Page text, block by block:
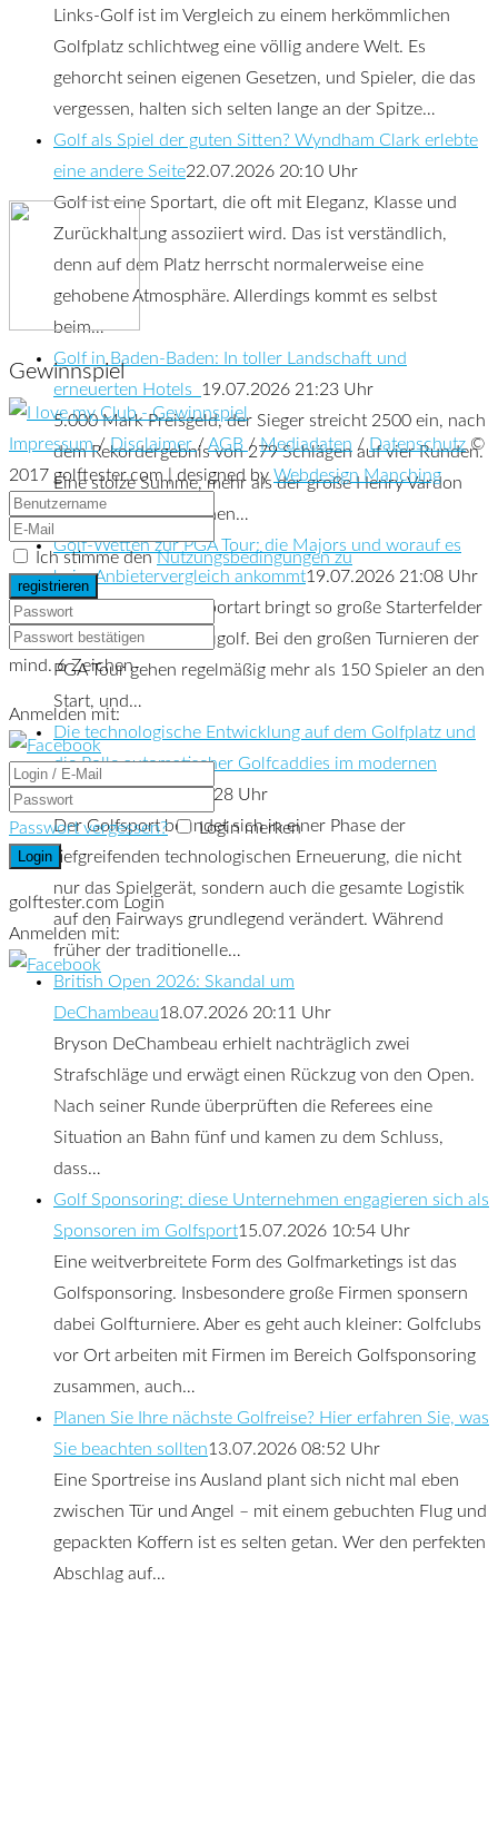
Links-Golf ist im Vergleich zu einem herkömmlichen
Golfplatz schlichtweg eine völlig andere Welt. Es
gehorcht seinen eigenen Gesetzen, und Spieler, die das
vergessen, halten sich selten lange an der Spitze…
Golf als Spiel der guten Sitten? Wyndham Clark erlebte
eine andere Seite22.07.2026 20:10 Uhr
Golf ist eine Sportart, die oft mit Eleganz, Klasse und
Zurückhaltung assoziiert wird. Das ist verständlich,
denn auf dem Platz herrscht normalerweise eine
gehobene Atmosphäre. Allerdings kommt es selbst
beim…
Golf in Baden-Baden: In toller Landschaft und
erneuerten Hotels 19.07.2026 21:23 Uhr
5.000 Mark Preisgeld, der Sieger streicht 2500 ein, nach
dem Rekordergebnis von 279 Schlägen auf vier Runden.
Eine stolze Summe, mehr als der große Henry Vardon
zuvor jeweils bei seinen…
Golf-Wetten zur PGA Tour: die Majors und worauf es
beim Anbietervergleich ankommt19.07.2026 21:08 Uhr
Kaum eine andere Sportart bringt so große Starterfelder
mit sich wie das Profigolf. Bei den großen Turnieren der
PGA Tour gehen regelmäßig mehr als 150 Spieler an den
Start, und…
Die technologische Entwicklung auf dem Golfplatz und
die Rolle automatischer Golfcaddies im modernen
Sport
19.07.2026 20:28 Uhr
Der Golfsport befindet sich in einer Phase der
tiefgreifenden technologischen Erneuerung, die nicht
nur das Spielgerät, sondern auch die gesamte Logistik
auf den Fairways grundlegend verändert. Während
früher der traditionelle…
British Open 2026: Skandal um
DeChambeau18.07.2026 20:11 Uhr
Bryson DeChambeau erhielt nachträglich zwei
Strafschläge und erwägt einen Rückzug von den Open.
Nach seiner Runde überprüften die Referees eine
Situation an Bahn fünf und kamen zu dem Schluss,
dass…
Golf Sponsoring: diese Unternehmen engagieren sich als
Sponsoren im Golfsport15.07.2026 10:54 Uhr
Eine weitverbreitete Form des Golfmarketings ist das
Golfsponsoring. Insbesondere große Firmen sponsern
dabei Golfturniere. Aber es geht auch kleiner: Golfclubs
vor Ort arbeiten mit Firmen im Bereich Golfsponsoring
zusammen, auch…
Planen Sie Ihre nächste Golfreise? Hier erfahren Sie, was
Sie beachten sollten13.07.2026 08:52 Uhr
Eine Sportreise ins Ausland plant sich nicht mal eben
zwischen Tür und Angel – mit einem gebuchten Flug und
gepackten Koffern ist es selten getan. Wer den perfekten
Abschlag auf…
Gewinnspiel
Impressum/ Disclaimer /AGB /Mediadaten / Datenschutz ©
2017 golftester.com | designed by Webdesign Manching
Ich stimme denNutzungsbedingungen zu
mind. 6 Zeichen
Anmelden mit:
Passwort vergessen? Login merken
golftester.com Login
Anmelden mit: